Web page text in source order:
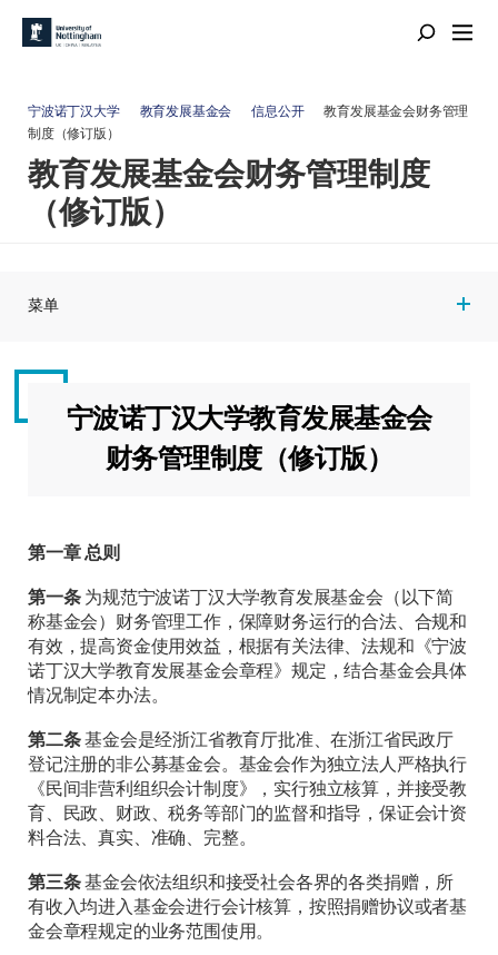
宁波诺丁汉大学 教育发展基金会 信息公开
教育发展基金会财务管理
制度（修订版）
教育发展基金会财务管理制度
（修订版）
菜单
宁波诺丁汉大学教育发展基金会
财务管理制度（修订版）
第一章 总则
第一条 为规范宁波诺丁汉大学教育发展基金会（以下简
称基金会）财务管理工作，保障财务运行的合法、合规和
有效，提高资金使用效益，根据有关法律、法规和《宁波
诺丁汉大学教育发展基金会章程》规定，结合基金会具体
情况制定本办法。
第二条基金会是经浙江省教育厅批准、在浙江省民政厅
登记注册的非公募基金会。基金会作为独立法人严格执行
《民间非营利组织会计制度》，实行独立核算，并接受教
育、民政、财政、税务等部门的监督和指导，保证会计资
料合法、真实、准确、完整。
第三条基金会依法组织和接受社会各界的各类捐赠，所
有收入均进入基金会进行会计核算，按照捐赠协议或者基
金会章程规定的业务范围使用。